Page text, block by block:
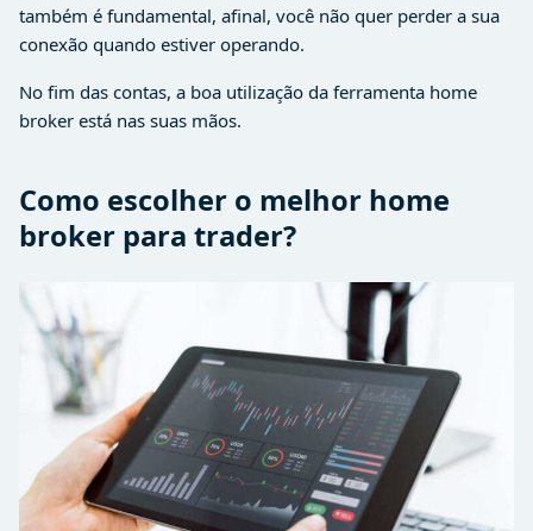
também é fundamental, afinal, você não quer perder a sua
conexão quando estiver operando.
No fim das contas, a boa utilização da ferramenta home
broker está nas suas mãos.
Como escolher o melhor home
broker para trader?